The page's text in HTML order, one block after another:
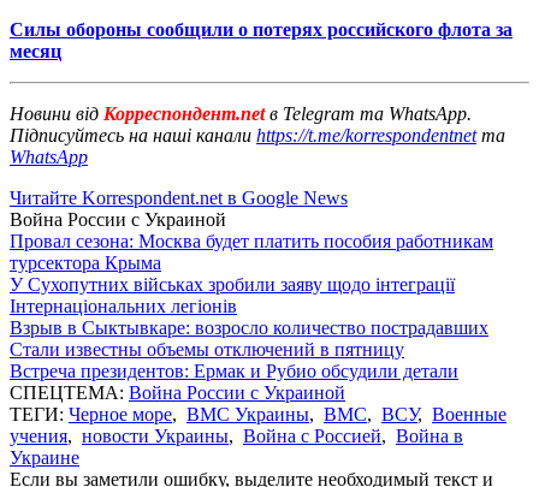
Силы обороны сообщили о потерях российского флота за
месяц
Новини від Корреспондент.netв Telegram та WhatsApp.
Підписуйтесь на наші канали https://t.me/korrespondentnetта
WhatsApp
Читайте Korrespondent.net в Google News
Война России с Украиной
Провал сезона: Москва будет платить пособия работникам
турсектора Крыма
У Сухопутних військах зробили заяву щодо інтеграції
Інтернаціональних легіонів
Взрыв в Сыктывкаре: возросло количество пострадавших
Стали известны объемы отключений в пятницу
Встреча президентов: Ермак и Рубио обсудили детали
СПЕЦТЕМА: Война России с Украиной
ТЕГИ: Черное море, ВМС Украины, ВМС, ВСУ, Военные
учения, новости Украины, Война с Россией, Война в
Украине
Если вы заметили ошибку, выделите необходимый текст и